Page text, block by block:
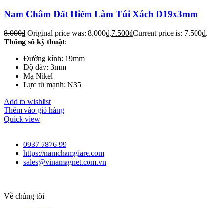
Nam Châm Đất Hiếm Làm Túi Xách D19x3mm
8.000₫ Original price was: 8.000₫.7.500₫Current price is: 7.500₫.
Thông số kỹ thuật:
Đường kính: 19mm
Độ dày: 3mm
Mạ Nikel
Lực từ mạnh: N35
Add to wishlist
Thêm vào giỏ hàng
Quick view
0937 7876 99
https://namchamgiare.com
sales@vinamagnet.com.vn
Về chúng tôi